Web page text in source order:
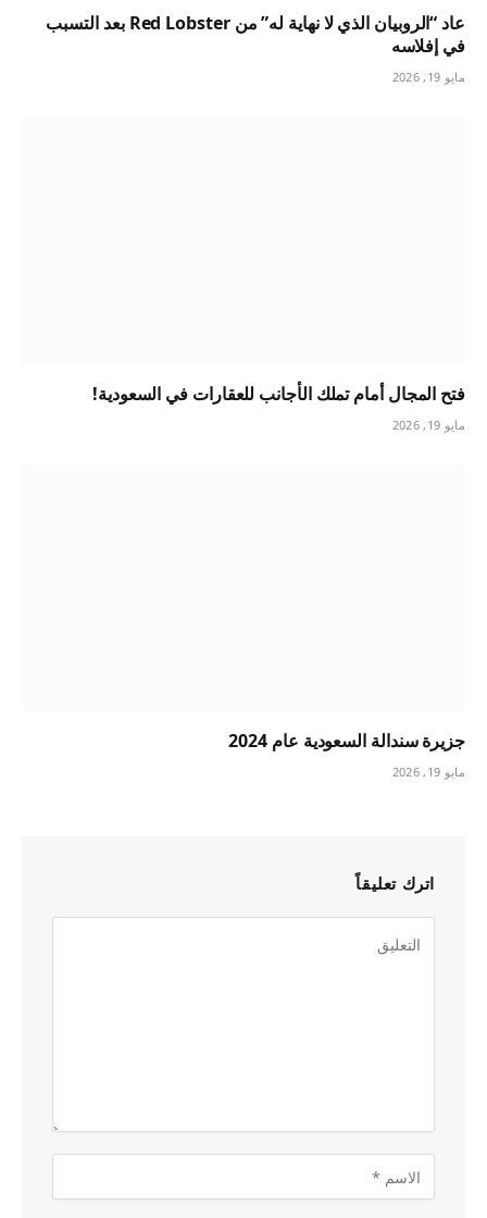
عاد “الروبيان الذي لا نهاية له” من Red Lobster بعد التسبب
في إفلاسه
مايو 19, 2026
فتح المجال أمام تملك الأجانب للعقارات في السعودية!
مايو 19, 2026
جزيرة سندالة السعودية عام 2024
مايو 19, 2026
اترك تعليقاً